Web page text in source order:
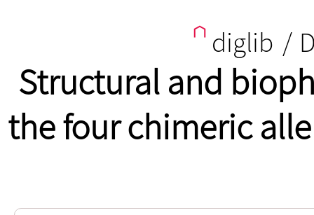
diglib /
Structural and
the four chimeric